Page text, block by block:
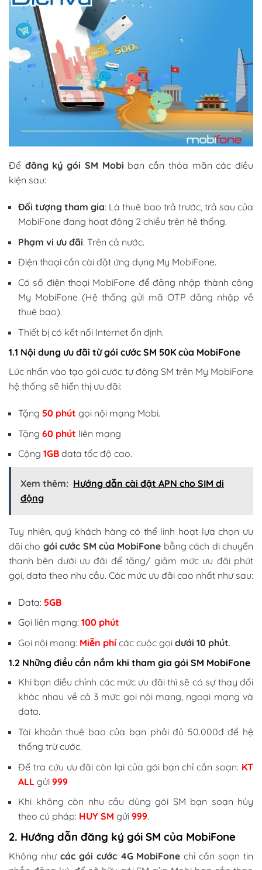
Để đăng ký gói SM Mobi bạn cần thỏa mãn các điều
kiện sau:
Đối tượng tham gia: Là thuê bao trả trước, trả sau của
MobiFone đang hoạt động 2 chiều trên hệ thống.
Phạm vi ưu đãi: Trên cả nước.
Điện thoại cần cài đặt ứng dụng My MobiFone.
Có số điện thoại MobiFone để đăng nhập thành công
My MobiFone (Hệ thống gửi mã OTP đăng nhập về
thuê bao).
Thiết bị có kết nối Internet ổn định.
1.1 Nội dung ưu đãi từ gói cước SM 50K của MobiFone
Lúc nhấn vào tạo gói cước tự động SM trên My MobiFone
hệ thống sẽ hiển thị ưu đãi:
Tặng 50 phút gọi nội mạng Mobi.
Tặng 60 phút liên mạng
Cộng 1GB data tốc độ cao.
Xem thêm: Hướng dẫn cài đặt APN cho SIM di
động
Tuy nhiên, quý khách hàng có thể linh hoạt lựa chọn ưu
đãi cho gói cước SM của MobiFone bằng cách di chuyển
thanh bên dưới ưu đãi để tăng/ giảm mức ưu đãi phút
gọi, data theo nhu cầu. Các mức ưu đãi cao nhất như sau:
Data: 5GB
Gọi liên mạng: 100 phút
Gọi nội mạng: Miễn phícác cuộc gọi dưới 10 phút.
1.2 Những điều cần nắm khi tham gia gói SM MobiFone
Khi bạn điều chỉnh các mức ưu đãi thì sẽ có sự thay đổi
khác nhau về cả 3 mức gọi nội mạng, ngoại mạng và
data.
Tài khoản thuê bao của bạn phải đủ 50.000đ để hệ
thống trừ cước.
Để tra cứu ưu đãi còn lại của gói bạn chỉ cần soạn: KT
ALL gửi 999
Khi không còn nhu cầu dùng gói SM bạn soạn hủy
theo cú pháp: HUY SM gửi 999.
2. Hướng dẫn đăng ký gói SM của MobiFone
Không như các gói cước 4G MobiFone chỉ cần soạn tin